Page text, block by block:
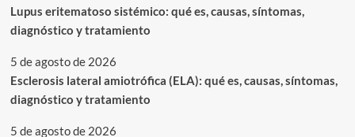
Lupus eritematoso sistémico: qué es, causas, síntomas,
diagnóstico y tratamiento
5 de agosto de 2026
Esclerosis lateral amiotrófica (ELA): qué es, causas, síntomas,
diagnóstico y tratamiento
5 de agosto de 2026